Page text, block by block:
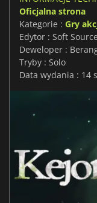
Oficjalna strona
Kategorie : Gry
Edytor : Soft Source
Deweloper :
Tryby : Solo
Data wydania : 14